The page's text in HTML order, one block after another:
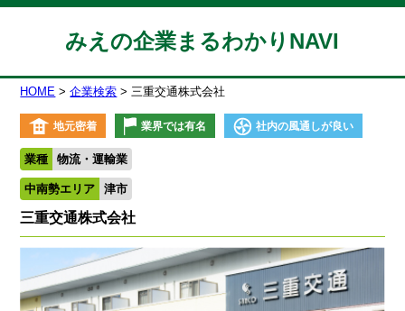
みえの企業まるわかりNAVI
HOME 企業検索 三重交通株式会社
地元密着 業界では有名 社内の風通しが良い
業種 物流・運輸業
中南勢エリア 津市
三重交通株式会社